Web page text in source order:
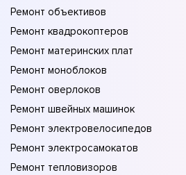
Ремонт объективов
Ремонт квадрокоптеров
Ремонт материнских плат
Ремонт моноблоков
Ремонт оверлоков
Ремонт швейных машинок
Ремонт электровелосипедов
Ремонт электросамокатов
Ремонт тепловизоров